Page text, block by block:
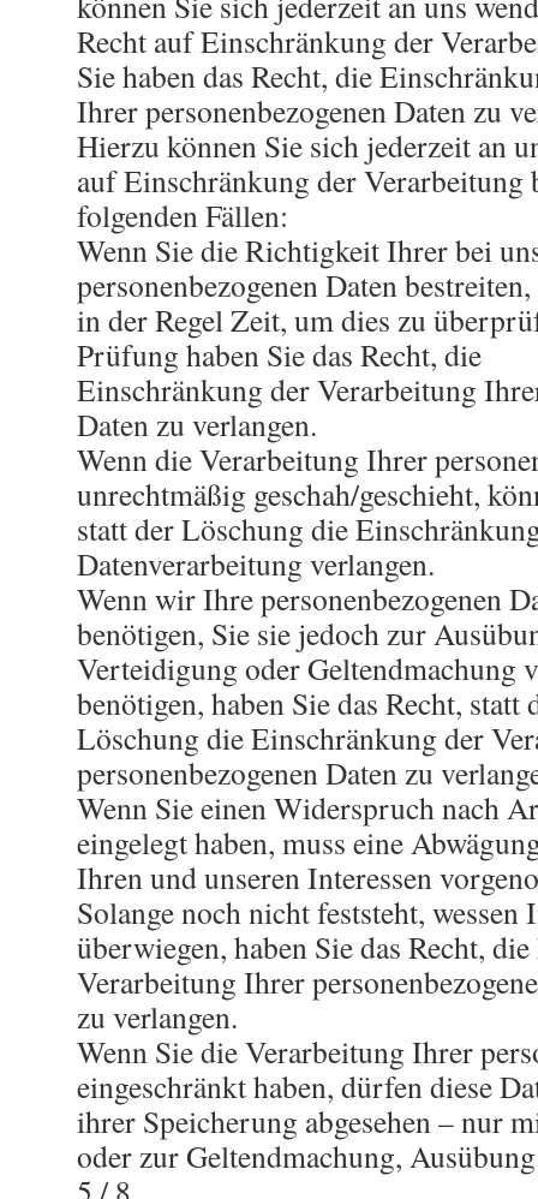
Recht auf Einschränkung der
Sie haben das Recht, die
Ihrer personenbezogenen Daten zu
Hierzu können Sie sich jederzeit an
auf Einschränkung der Verarbeitung
folgenden Fällen:
Wenn Sie die Richtigkeit Ihrer bei
personenbezogenen Daten
in der Regel Zeit, um dies zu
Prüfung haben Sie das Recht, die
Einschränkung der Verarbeitung
Daten zu verlangen.
Wenn die Verarbeitung Ihrer
unrechtmäßig geschah/geschieht,
statt der Löschung die
Datenverarbeitung verlangen.
Wenn wir Ihre personenbezogenen
benötigen, Sie sie jedoch zur
Verteidigung oder Geltendmachung
benötigen, haben Sie das Recht, statt
Löschung die Einschränkung der
personenbezogenen Daten zu
Wenn Sie einen Widerspruch nach
eingelegt haben, muss eine
Ihren und unseren Interessen
Solange noch nicht feststeht, wessen
überwiegen, haben Sie das Recht,
Verarbeitung Ihrer
zu verlangen.
Wenn Sie die Verarbeitung Ihrer
eingeschränkt haben, dürfen diese
ihrer Speicherung abgesehen – nur
oder zur Geltendmachung,
5 / 8